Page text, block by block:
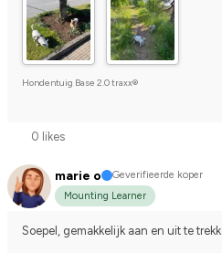
Hondentuig Base 2.0 traxx®
0 likes
marie o
Geverifieerde koper
Mounting Learner
Soepel, gemakkelijk aan en uit te